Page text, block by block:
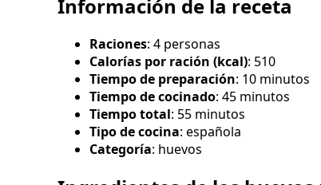
Información de la receta
Raciones: 4 personas
Calorías por ración (kcal): 510
Tiempo de preparación: 10 minutos
Tiempo de cocinado: 45 minutos
Tiempo total: 55 minutos
Tipo de cocina: española
Categoría: huevos